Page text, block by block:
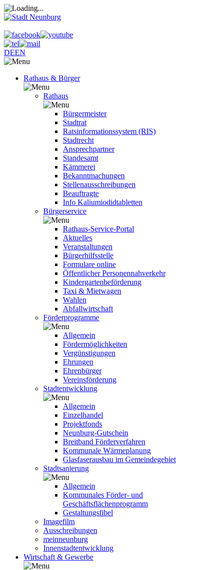
DEEN
Rathaus & Bürger
Rathaus
Bürgermeister
Stadtrat
Ratsinformationssystem (RIS)
Stadtrecht
Ansprechpartner
Standesamt
Kämmerei
Bekanntmachungen
Stellenausschreibungen
Beauftragte
Info Kaliumiodidtabletten
Bürgerservice
Rathaus-Service-Portal
Aktuelles
Veranstaltungen
Bürgerhilfsstelle
Formulare online
Öffentlicher Personennahverkehr
Kindergartenbeförderung
Taxi & Mietwagen
Wahlen
Abfallwirtschaft
Förderprogramme
Allgemein
Fördermöglichkeiten
Vergünstigungen
Ehrungen
Ehrenbürger
Vereinsförderung
Stadtentwicklung
Allgemein
Einzelhandel
Projektfonds
Neunburg-Gutschein
Breitband Förderverfahren
Kommunale Wärmeplanung
Glasfaserausbau im Gemeindegebiet
Stadtsanierung
Allgemein
Kommunales Förder- und
Geschäftsflächenprogramm
Gestaltungsfibel
Imagefilm
Ausschreibungen
meinneunburg
Innenstadtentwicklung
Wirtschaft & Gewerbe